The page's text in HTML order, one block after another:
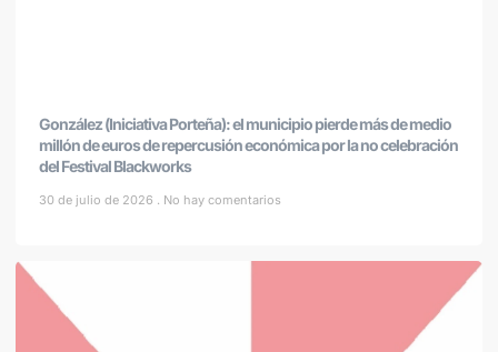
González (Iniciativa Porteña): el municipio pierde más de medio
millón de euros de repercusión económica por la no celebración
del Festival Blackworks
30 de julio de 2026 No hay comentarios